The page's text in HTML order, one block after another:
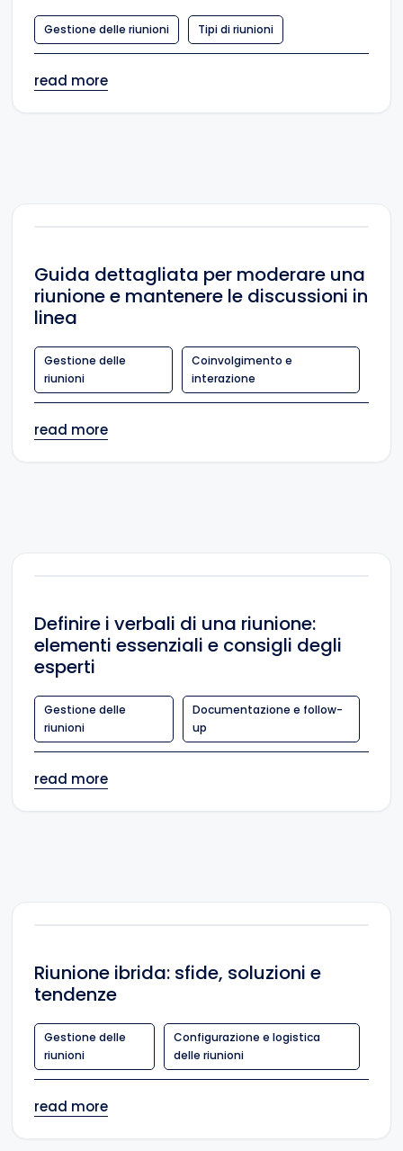
Gestione delle riunioni Tipi di riunioni
read more
Guida dettagliata per moderare una
riunione e mantenere le discussioni in
linea
Gestione delle
riunioni
Coinvolgimento e
interazione
read more
Definire i verbali di una riunione:
elementi essenziali e consigli degli
esperti
Gestione delle
riunioni
Documentazione e follow-
up
read more
Riunione ibrida: sfide, soluzioni e
tendenze
Gestione delle
riunioni
Configurazione e logistica
delle riunioni
read more